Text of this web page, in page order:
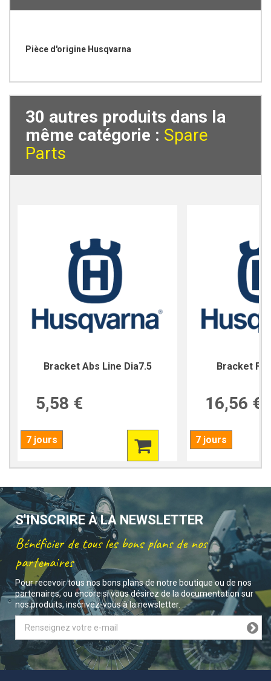
Pièce d'origine Husqvarna
30 autres produits dans la
même catégorie : Spare
Parts
Bracket Abs Line Dia7.5
5,58 €
7 jours
Bracket
16,56 €
7 jours
S'INSCRIRE À LA NEWSLETTER
Bénéficier de tous les bons plans de nos
partenaires
Pour recevoir tous nos bons plans de notre boutique ou de nos
partenaires, ou encore si vous désirez de la documentation sur
nos produits, inscrivez-vous à la newsletter.